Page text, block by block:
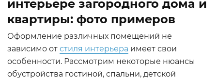
интерьере загородного дома и
квартиры: фото примеров
Оформление различных помещений не
зависимо от стиля интерьера имеет свои
особенности. Рассмотрим некоторые нюансы
обустройства гостиной, спальни, детской